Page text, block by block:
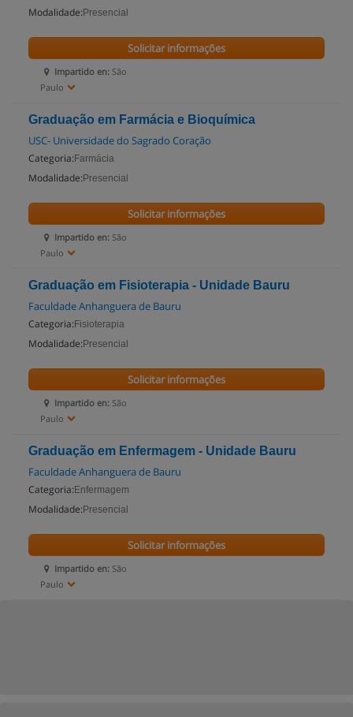
Modalidade: Presencial
Impartido en: São
Paulo
Solicitar informações
Graduação em Farmácia e Bioquímica
USC- Universidade do Sagrado Coração
Categoria: Farmácia
Modalidade: Presencial
Impartido en: São
Paulo
Solicitar informações
Graduação em Fisioterapia - Unidade Bauru
Faculdade Anhanguera de Bauru
Categoria: Fisioterapia
Modalidade: Presencial
Impartido en: São
Paulo
Solicitar informações
Graduação em Enfermagem - Unidade Bauru
Faculdade Anhanguera de Bauru
Categoria: Enfermagem
Modalidade: Presencial
Impartido en: São
Paulo
Solicitar informações